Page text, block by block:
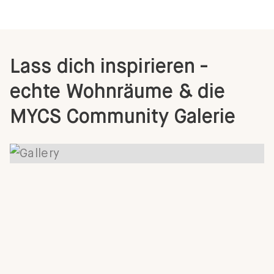
Lass dich inspirieren -
echte Wohnräume & die
MYCS Community Galerie